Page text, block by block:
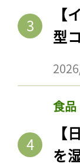
型
食品
を